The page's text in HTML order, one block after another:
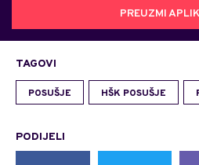
PREUZMI
TAGOVI
POSUŠJE HŠK POSUŠJE
PODIJELI